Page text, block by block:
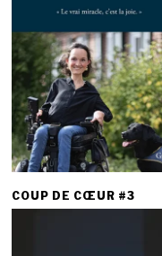
COUP DE CŒUR #3